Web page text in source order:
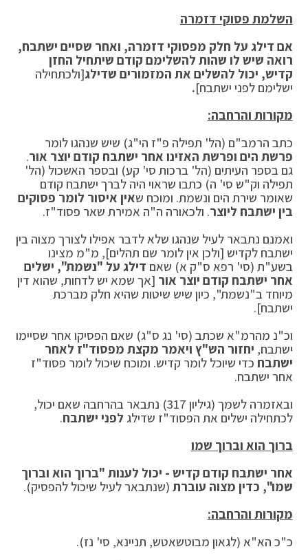
השלמת פסוקי דזמרה
אם דילג על חלק מפסוקי דזמרה, ואחר שסיים ישתבח,
רואה שיש לו שהות להשלימם קודם שיתחיל החזן
קדיש, יכול להשלים את המזמורים שדילג[ולכתחילה
ישלימם לפני ישתבח].
מקורות והרחבה:
כתב הרמב"ם (הל' תפילה פ"ז הי"ג) שיש שנהגו לומר
פרשת הים ופרשת האזינו אחר ישתבח קודם יוצר אור.
גם בספר העיתים (הל' ברכות סי' קע) ובספר האשכול (הל'
תפילה וק"ש סי' ה) כתבו שראוי היה לברך ישתבח קודם
שאומר שירת הים ונשמת. ומוכח שאין איסור לומר פסוקים
בין ישתבח ליוצר. ולכאורה ה"ה אמירת שאר פסוד"ז.
ואמנם נתבאר לעיל שנהגו שלא לדבר אפילו לצורך מצוה בין
ישתבח לקדיש [ולכן אין לומר שם תהלים], מ"מ מצינו
בשע"ת (סי' רפא ס"ק א) שאם דילג על "נשמת", ישלים
אחר ישתבח קודם יוצר אור [אך שמא יש לדחות, שהוא דין
מיוחד ב"נשמת", כיון שיש שיטות שהיא חלק מברכת
ישתבח].
וכ"נ מהרמ"א שכתב (סי' נג ס"ג) שאם הפסיקו אחר שסיימו
ישתבח, יחזור הש"ץ ויאמר מקצת מפסוד"ז לאחר
ישתבח כדי שיוכל לומר קדיש. ומוכח שיכול לומר פסוד"ז
אחר ישתבח.
ובאזמרה לשמך (גיליון 317) נתבאר בהרחבה שאם יכול,
לכתחילה ישלים את הפסוד"ז שדילג לפני ישתבח.
ברוך הוא וברוך שמו
אחר ישתבח קודם קדיש - יכול לענות "ברוך הוא וברוך
שמו", כדין מצוה עוברת (שנתבאר לעיל שיכול להפסיק).
מקורות והרחבה:
כ"כ הא"א (לגאון מבוטשאטש, תניינא, סי' נז).